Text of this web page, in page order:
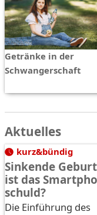
Getränke in der
Schwangerschaft
Aktuelles
kurz&bündig
Sinkende
ist das
schuld?
Die Einführung des